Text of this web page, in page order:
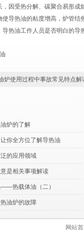
因受热分解、碳聚合易形成
导热油的粘度增高，炉管结
热油工作人员是否明白的导
炉使用过程中事故常见特点解
炉的了解
你全方位了解导热油
的应用领域
是相关事项解读
——热载体油（二）
油炉的故障
网站